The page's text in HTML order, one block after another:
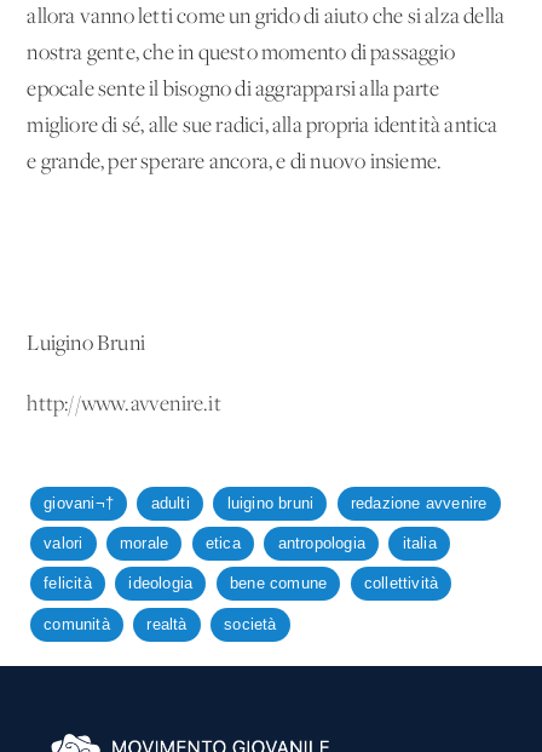
allora vanno letti come un grido di aiuto che si alza della
nostra gente, che in questo momento di passaggio
epocale sente il bisogno di aggrapparsi alla parte
migliore di sé, alle sue radici, alla propria identità antica
e grande, per sperare ancora, e di nuovo insieme.
Luigino Bruni
http://www.avvenire.it
giovani¬† adulti luigino bruni redazione avvenire
valori morale etica antropologia italia
felicità ideologia bene comune collettività
comunità realtà società